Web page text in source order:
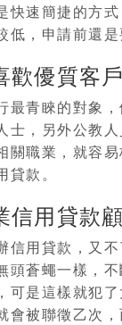
快速簡捷的方
低，申請前還是
歡優質客戶
最青睞的對象，
士，另外公教
關職業，就容
款。
信用貸款
信用貸款 ，又
頭蒼蠅一樣，
可是這樣就犯
會被聯徵乙次